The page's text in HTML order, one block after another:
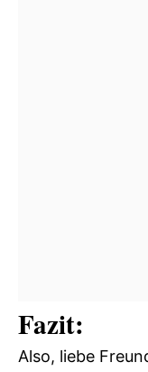
Fazit:
Also, liebe